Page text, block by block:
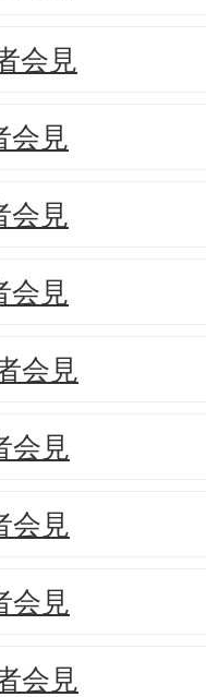
会見
会見
会見
会見
会見
会見
会見
会見
会見